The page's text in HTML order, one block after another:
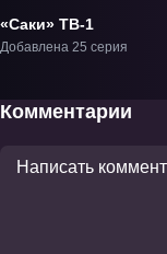
«Саки» ТВ-1
Добавлена 25 серия
Комментарии